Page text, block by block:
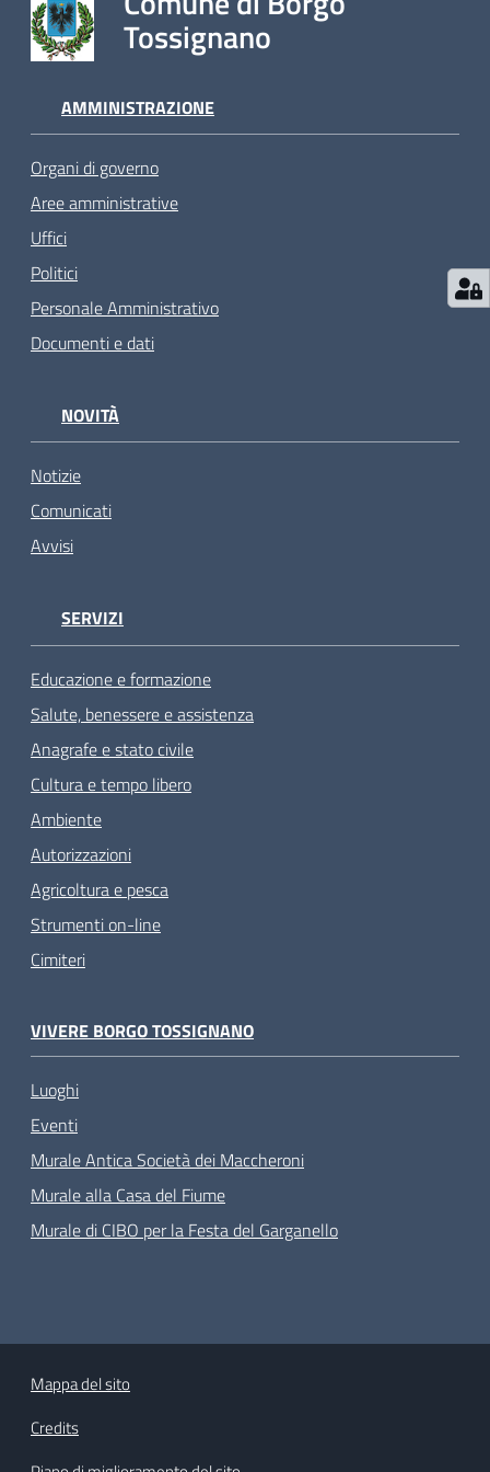
Tossignano
AMMINISTRAZIONE
Organi di governo
Aree amministrative
Uffici
Politici
Personale Amministrativo
Documenti e dati
NOVITÀ
Notizie
Comunicati
Avvisi
SERVIZI
Educazione e formazione
Salute, benessere e assistenza
Anagrafe e stato civile
Cultura e tempo libero
Ambiente
Autorizzazioni
Agricoltura e pesca
Strumenti on-line
Cimiteri
VIVERE BORGO TOSSIGNANO
Luoghi
Eventi
Murale Antica Società dei Maccheroni
Murale alla Casa del Fiume
Murale di CIBO per la Festa del Garganello
Mappa del sito
Credits